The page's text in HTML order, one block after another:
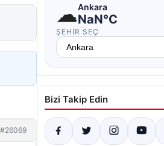
#26069
☁Ankara
NaN°C
ŞEHIR SEÇ
Bizi Takip Edin